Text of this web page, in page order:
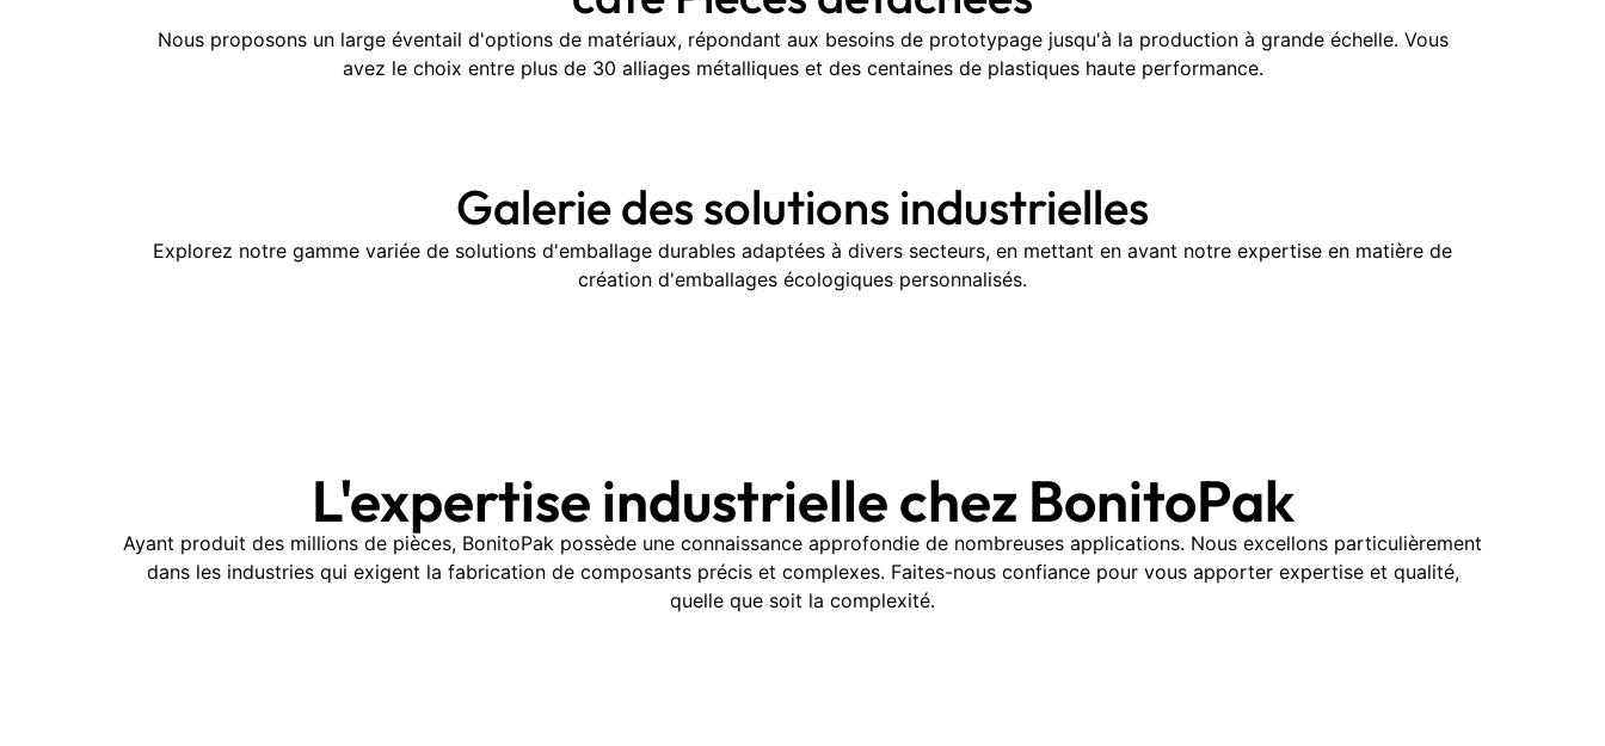
Nous proposons un large éventail d'options de matériaux, répondant aux besoins de prototypage jusqu'à la production à grande échelle. Vous
avez le choix entre plus de 30 alliages métalliques et des centaines de plastiques haute performance.
Galerie des solutions industrielles
Explorez notre gamme variée de solutions d'emballage durables adaptées à divers secteurs, en mettant en avant notre expertise en matière de
création d'emballages écologiques personnalisés.
L'expertise industrielle chez BonitoPak
Ayant produit des millions de pièces, BonitoPak possède une connaissance approfondie de nombreuses applications. Nous excellons particulièrement
dans les industries qui exigent la fabrication de composants précis et complexes. Faites-nous confiance pour vous apporter expertise et qualité,
quelle que soit la complexité.